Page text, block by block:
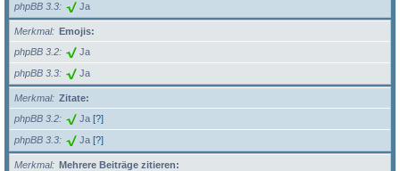
phpBB 3.3 Ja
Merkmal
Emojis:
phpBB 3.2
Ja
phpBB 3.3 Ja
Merkmal
Zitate:
phpBB 3.2
Ja [?]
phpBB 3.3 Ja [?]
Merkmal
Mehrere Beiträge zitieren: